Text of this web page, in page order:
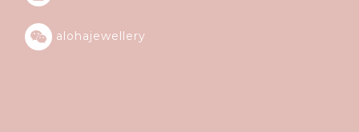
alohajewellery